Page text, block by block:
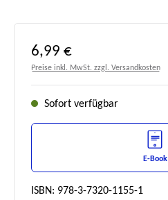
Regulärer Preis:
6,99 €
Preise inkl. MwSt. zzgl. Versandkosten
Sofort verfügbar
E-Book
ISBN: 978-3-7320-1155-1